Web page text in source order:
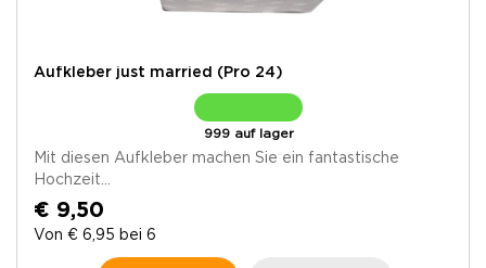
Aufkleber just married (Pro 24)
999 auf lager
Mit diesen Aufkleber machen Sie ein fantastische
Hochzeit...
€ 9,50
Von € 6,95 bei 6